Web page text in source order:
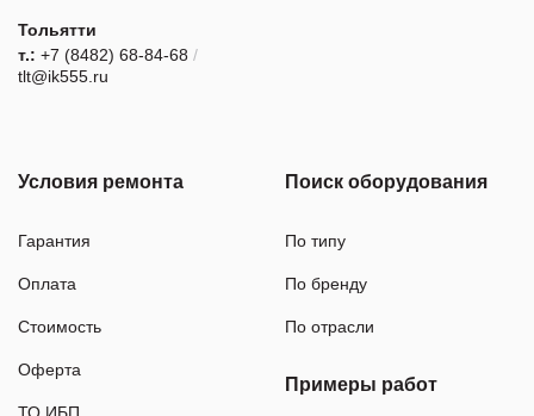
Тольятти
т.: +7 (8482) 68-84-68 /
tlt@ik555.ru
Условия ремонта
Гарантия
Оплата
Стоимость
Оферта
Поиск оборудования
По типу
По бренду
По отрасли
Примеры работ